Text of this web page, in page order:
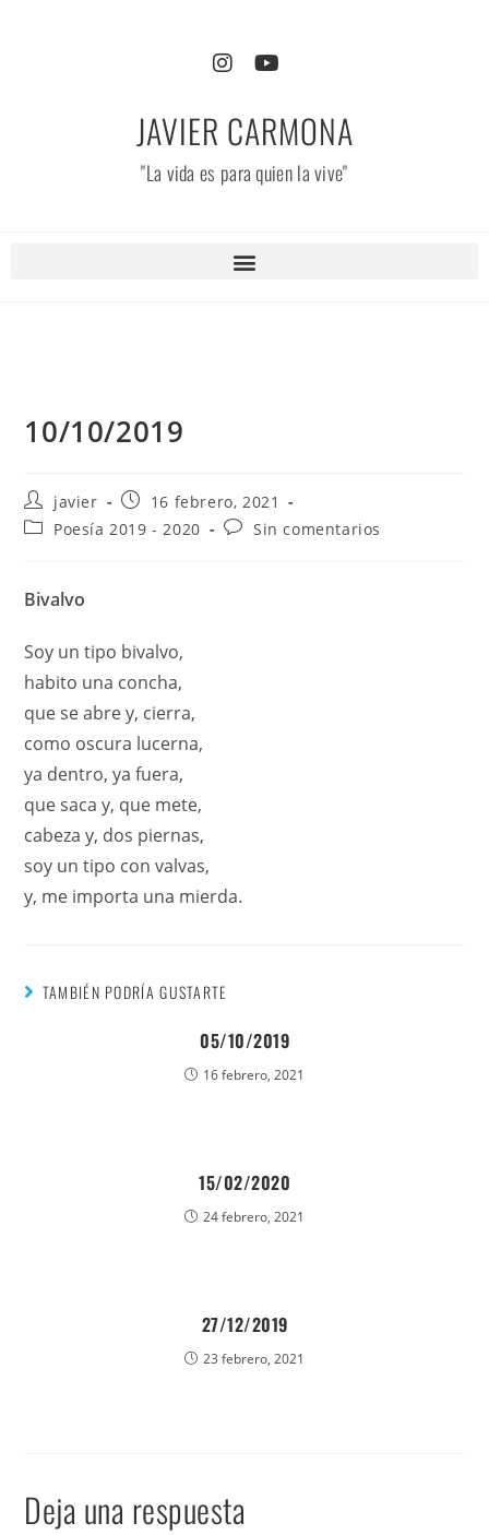
JAVIER CARMONA
"La vida es para quien la vive"
10/10/2019
javier
16 febrero, 2021
Poesía 2019 - 2020
Sin comentarios
Bivalvo
Soy un tipo bivalvo,
habito una concha,
que se abre y, cierra,
como oscura lucerna,
ya dentro, ya fuera,
que saca y, que mete,
cabeza y, dos piernas,
soy un tipo con valvas,
y, me importa una mierda.
TAMBIÉN PODRÍA GUSTARTE
05/10/2019
16 febrero, 2021
15/02/2020
24 febrero, 2021
27/12/2019
23 febrero, 2021
Deja una respuesta